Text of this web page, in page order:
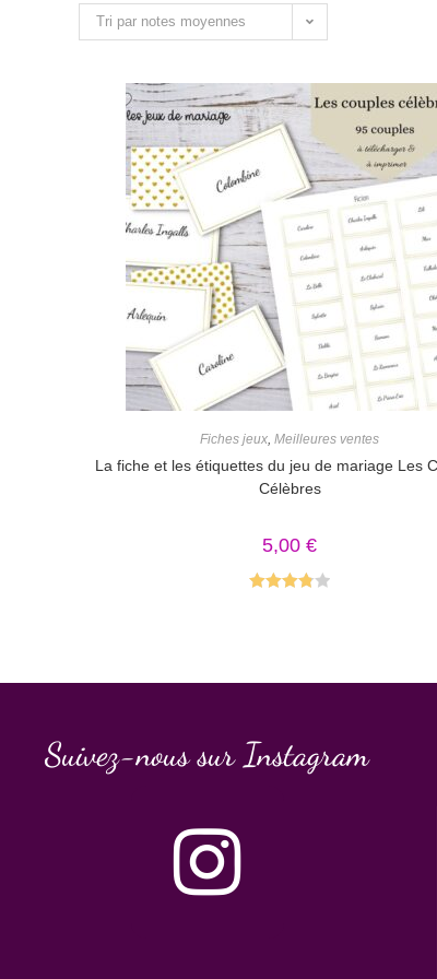
Tri par notes moyennes
Fiches jeux,Meilleures ventes
La fiche et les étiquettes du jeu de mariage Les
Célèbres
5,00€
Suivez-nous sur Instagram